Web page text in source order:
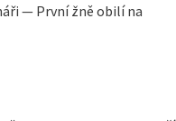
— První žně obilí na